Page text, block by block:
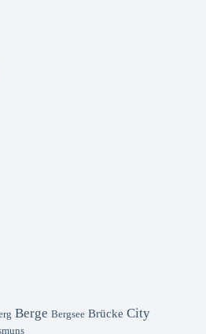
Berge Bergsee Brücke City